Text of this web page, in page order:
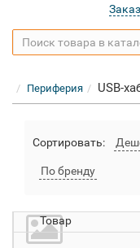
Периферия USB-
Сортировать:
По бренду
Товар